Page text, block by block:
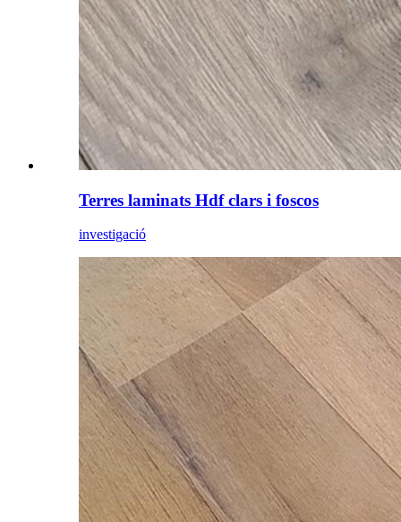
Terres laminats Hdf clars i foscos
investigació